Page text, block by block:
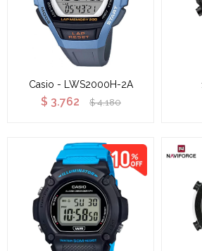
Casio - LWS2000H-2A
$ 3.762 $ 4.180